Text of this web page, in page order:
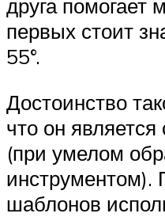
друга помогает
первых стоит
55°.
Достоинство
что он
(при умелом
инструментом).
шаблонов